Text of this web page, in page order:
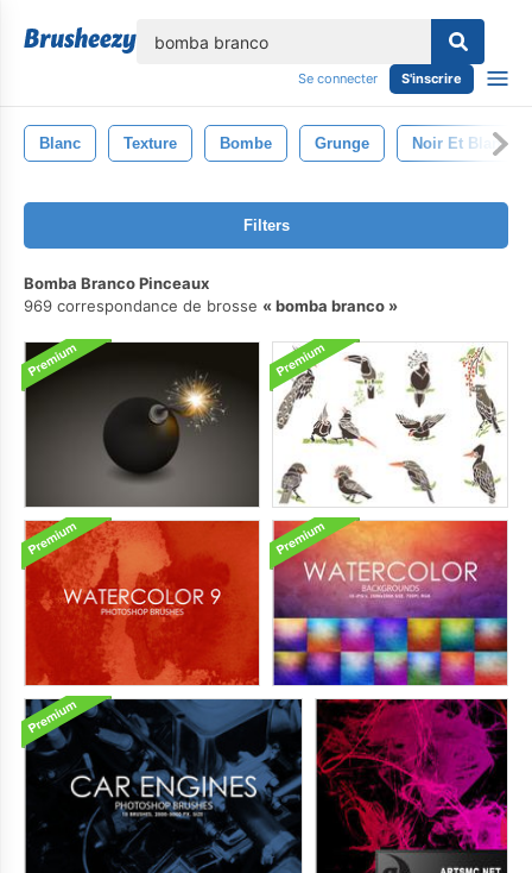
Se connecter S'inscrire
Blanc Texture Bombe Grunge Noir Et Blanc
Filters
Bomba Branco Pinceaux
969 correspondance de brosse
bomba branco